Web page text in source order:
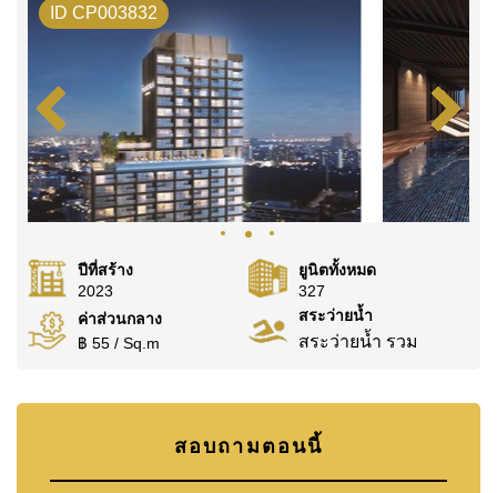
ID CP003832
ปีที่สร้าง
2023
ยูนิตทั้งหมด
327
ค่าส่วนกลาง
฿ 55 / Sq.m
สระว่ายน้ำ
สระว่ายน้ำ รวม
สอบถามตอนนี้